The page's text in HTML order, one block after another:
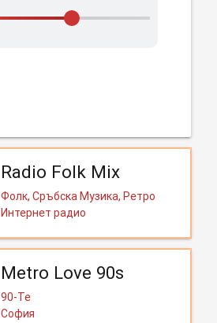
Radio Folk Mix
Фолк, Сръбска Музика, Ретро
Интернет радио
Metro Love 90s
90-Те
София